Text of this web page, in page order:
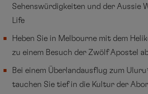
Sehenswürdigkeiten und der Aussie
Life
Heben Sie in Melbourne mit dem
zu einem Besuch der Zwölf Apostel
Bei einem Überlandausflug zum
tauchen Sie tief in die Kultur der